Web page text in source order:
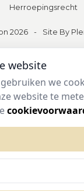
Herroepingsrecht
2026 - Site By
website
we
website te